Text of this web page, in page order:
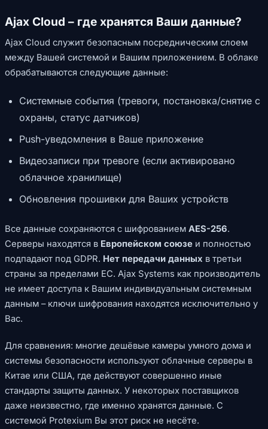
Ajax Cloud – где хранятся Ваши данные?
Ajax Cloud служит безопасным посредническим слоем
между Вашей системой и Вашим приложением. В облаке
обрабатываются следующие данные:
Системные события (тревоги, постановка/снятие с
охраны, статус датчиков)
Push-уведомления в Ваше приложение
Видеозаписи при тревоге (если активировано
облачное хранилище)
Обновления прошивки для Ваших устройств
Все данные сохраняются с шифрованием AES-256.
Серверы находятся в Европейском союзе и полностью
подпадают под GDPR. Нет передачи данных в третьи
страны за пределами ЕС. Ajax Systems как производитель
не имеет доступа к Вашим индивидуальным системным
данным – ключи шифрования находятся исключительно у
Вас.
Для сравнения: многие дешёвые камеры умного дома и
системы безопасности используют облачные серверы в
Китае или США, где действуют совершенно иные
стандарты защиты данных. У некоторых поставщиков
даже неизвестно, где именно хранятся данные. С
системой Protexium Вы этот риск не несёте.